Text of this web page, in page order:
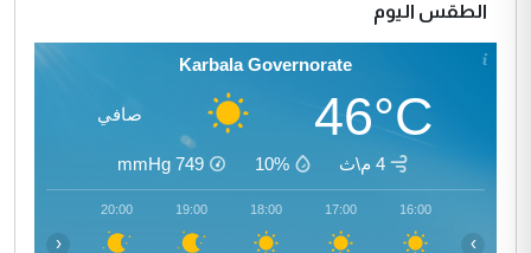
الطقس اليوم
Karbala Governorate
46°C صافي
4 م\ث 10%
749
mmHg
16:00
17:00
18:00
19:00
20:00
‹ ›